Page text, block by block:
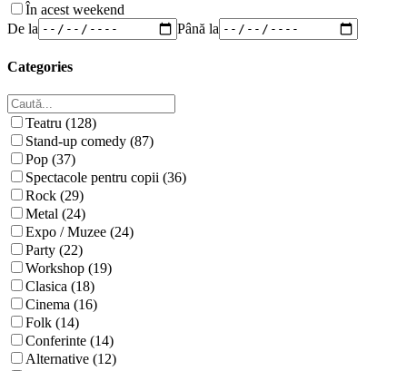
În acest weekend
De la
Până la
Categories
Teatru (128)
Stand-up comedy (87)
Pop (37)
Spectacole pentru copii (36)
Rock (29)
Metal (24)
Expo / Muzee (24)
Party (22)
Workshop (19)
Clasica (18)
Cinema (16)
Folk (14)
Conferinte (14)
Alternative (12)